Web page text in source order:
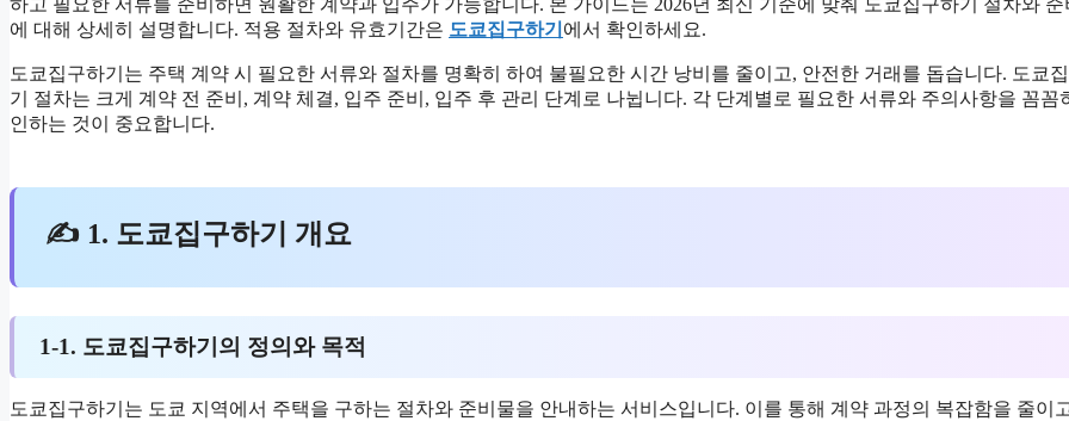
에 대해 상세히 설명합니다. 적용 절차와 유효기간은 도쿄집구하기 에서 확인하세요.
도쿄집구하기는 주택 계약 시 필요한 서류와 절차를 명확히 하여 불필요한 시간 낭비를 줄이고, 안전한 거래를 돕습니다. 도쿄
기 절차는 크게 계약 전 준비, 계약 체결, 입주 준비, 입주 후 관리 단계로 나뉩니다. 각 단계별로 필요한 서류와 주의사항을 꼼꼼
인하는 것이 중요합니다.
✍ 1. 도쿄집구하기 개요
1-1. 도쿄집구하기의 정의와 목적
도쿄집구하기는 도쿄 지역에서 주택을 구하는 절차와 준비물을 안내하는 서비스입니다. 이를 통해 계약 과정의 복잡함을 줄이